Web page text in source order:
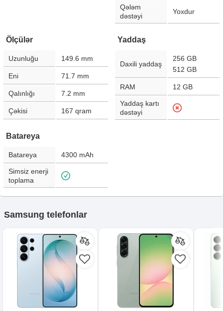
Qələm
dəstəyi
Yoxdur
Ölçülər
Uzunluğu 149.6 mm
Eni 71.7 mm
Qalınlığı 7.2 mm
Çəkisi 167 qram
Yaddaş
Daxili yaddaş
256 GB
512 GB
RAM 12 GB
Yaddaş kartı
dəstəyi
Batareya
Batareya 4300 mAh
Simsiz enerji
toplama
Samsung telefonlar